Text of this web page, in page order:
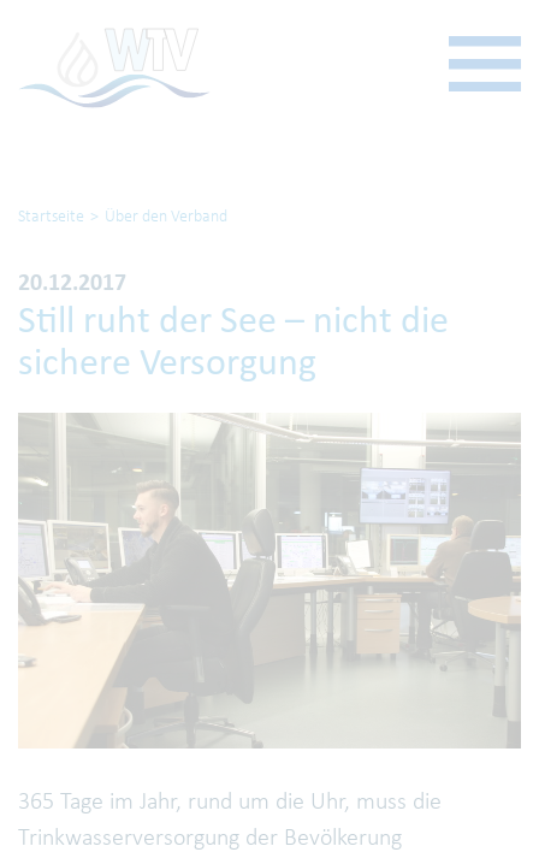
Startseite Über den Verband
20.12.2017
Still ruht der See – nicht die
sichere Versorgung
365 Tage im Jahr, rund um die Uhr, muss die
Trinkwasserversorgung der Bevölkerung